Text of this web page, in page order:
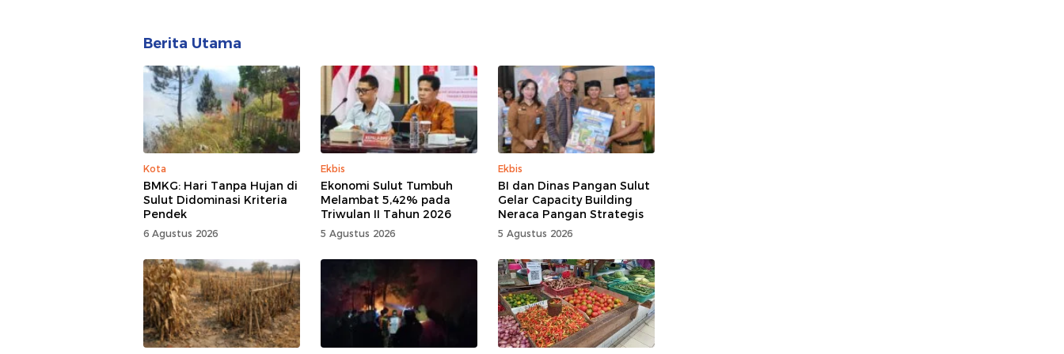
Berita Utama
Kota
BMKG: Hari Tanpa Hujan di
Sulut Didominasi Kriteria
Pendek
6 Agustus 2026
Ekbis
Ekonomi Sulut Tumbuh
Melambat 5,42% pada
Triwulan II Tahun 2026
5 Agustus 2026
Ekbis
BI dan Dinas Pangan Sulut
Gelar Capacity Building
Neraca Pangan Strategis
5 Agustus 2026